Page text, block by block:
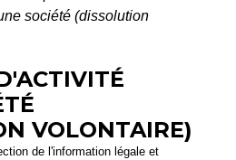
société (dissolution
VOLONTAIRE)
de l'information légale et